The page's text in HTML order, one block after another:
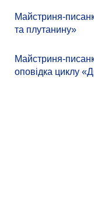
Майстриня-
та плутанину»
Майстриня-
оповідка циклу